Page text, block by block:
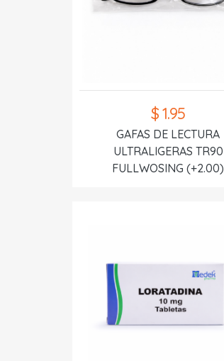
$ 1.95
GAFAS DE LECTURA
ULTRALIGERAS TR90
FULLWOSING (+2.00)